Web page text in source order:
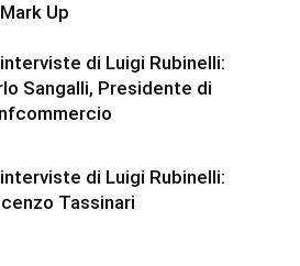
Up
di Luigi Rubinelli:
Sangalli, Presidente di
di Luigi Rubinelli:
Tassinari